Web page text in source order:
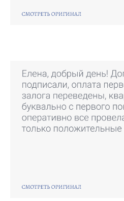
Ваше имя
Укажите номер телефона, к которому
привязан ваш WhatsApp
+79999999999
В каком городе ваша квартира?
Я согласен(-а) с условиями